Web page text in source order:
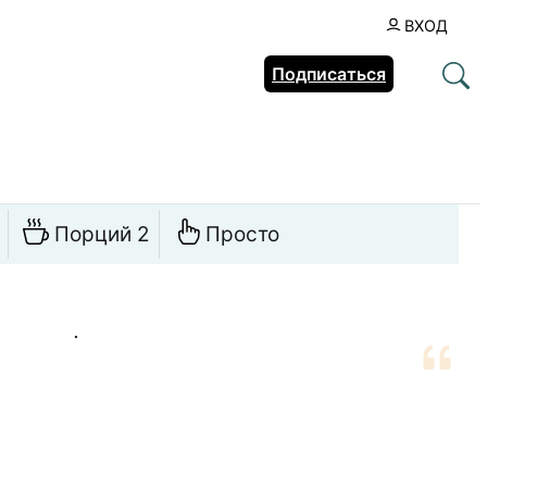
ВХОД
Подписаться
Порций 2 Просто
.